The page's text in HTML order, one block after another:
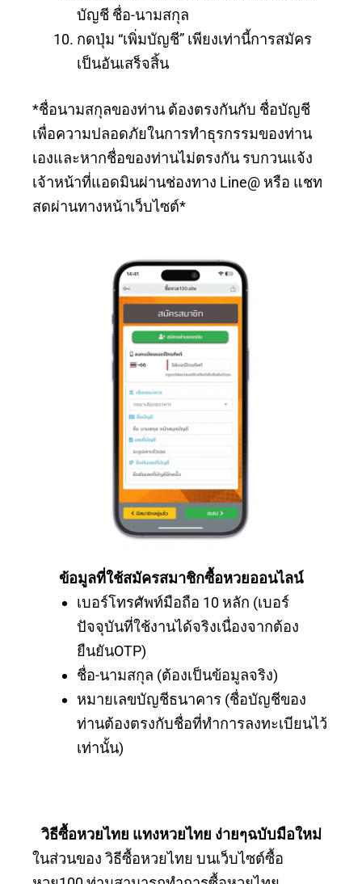
บัญชี ชื่อ-นามสกุล
กดปุ่ม “เพิ่มบัญชี” เพียงเท่านี้การสมัคร
เป็นอันเสร็จสิ้น
*ชื่อนามสกุลของท่าน ต้องตรงกันกับ ชื่อบัญชี
เพื่อความปลอดภัยในการทำธุรกรรมของท่าน
เองและหากชื่อของท่านไม่ตรงกัน รบกวนแจ้ง
เจ้าหน้าที่แอดมินผ่านช่องทาง Line@ หรือ แชท
สดผ่านทางหน้าเว็บไซต์*
ข้อมูลที่ใช้สมัครสมาชิกซื้อหวยออนไลน์
เบอร์โทรศัพท์มือถือ 10 หลัก (เบอร์
ปัจจุบันที่ใช้งานได้จริงเนื่องจากต้อง
ยืนยันOTP)
ชื่อ-นามสกุล (ต้องเป็นข้อมูลจริง)
หมายเลขบัญชีธนาคาร (ชื่อบัญชีของ
ท่านต้องตรงกับชื่อที่ทำการลงทะเบียนไว้
เท่านั้น)
วิธีซื้อหวยไทย แทงหวยไทย ง่ายๆฉบับมือใหม่
ในส่วนของ วิธีซื้อหวยไทย บนเว็บไซต์ซื้อ